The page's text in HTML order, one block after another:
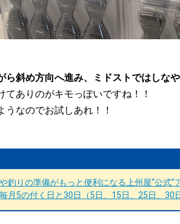
ら斜め方向へ進み、ミドストではしな
ありのがキモっぽいですね！！
なのでお試しあれ！！
釣りの準備がもっと便利になる上州屋“公式”
月5の付く日と30日（5日、15日、25日、30